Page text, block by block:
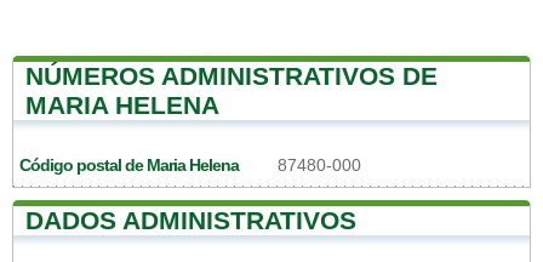
NÚMEROS ADMINISTRATIVOS DE
MARIA HELENA
Código postal de Maria Helena 87480-000
DADOS ADMINISTRATIVOS